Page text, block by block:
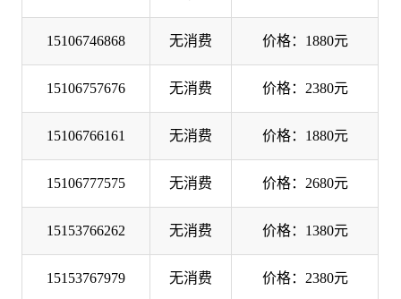
15106746868 无消费 价格：1880元
15106757676 无消费 价格：2380元
15106766161 无消费 价格：1880元
15106777575 无消费 价格：2680元
15153766262 无消费 价格：1380元
15153767979 无消费 价格：2380元